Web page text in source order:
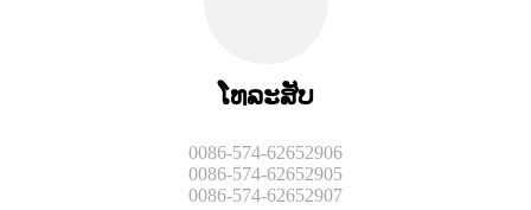
ໂທລະສັບ
0086-574-62652906
0086-574-62652905
0086-574-62652907